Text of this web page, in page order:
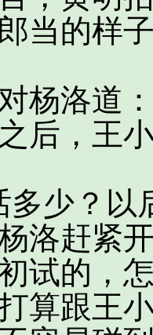
当的样
洛道：
后，王
？以
洛赶紧
试的，
算跟王